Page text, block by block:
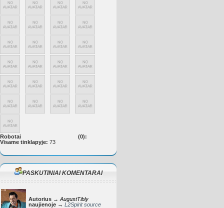
Robotai
(0):
Visame tinklapyje: 73
PASKUTINIAI KOMENTARAI
Autorius → AugustTibly
naujienoje → L2Spirit source